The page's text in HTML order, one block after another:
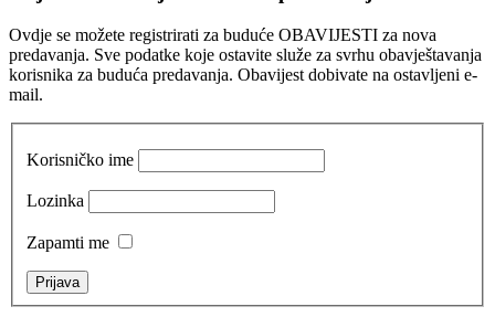
Ovdje se možete registrirati za buduće OBAVIJESTI za nova
predavanja. Sve podatke koje ostavite služe za svrhu obavještavanja
korisnika za buduća predavanja. Obavijest dobivate na ostavljeni e-
mail.
Korisničko ime
Lozinka
Zapamti me